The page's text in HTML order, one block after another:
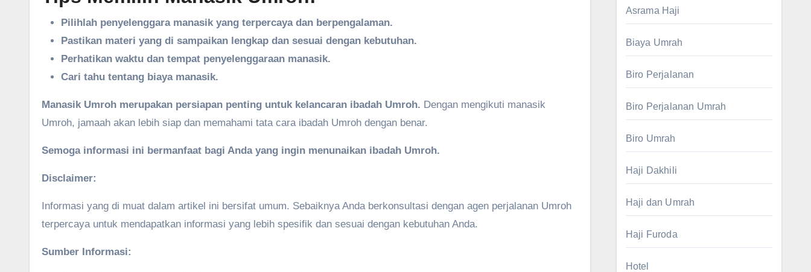
Pilihlah penyelenggara manasik yang terpercaya dan berpengalaman.
Pastikan materi yang di sampaikan lengkap dan sesuai dengan kebutuhan.
Perhatikan waktu dan tempat penyelenggaraan manasik.
Cari tahu tentang biaya manasik.
Manasik Umroh merupakan persiapan penting untuk kelancaran ibadah Umroh. Dengan mengikuti manasik
Umroh, jamaah akan lebih siap dan memahami tata cara ibadah Umroh dengan benar.
Semoga informasi ini bermanfaat bagi Anda yang ingin menunaikan ibadah Umroh.
Disclaimer:
Informasi yang di muat dalam artikel ini bersifat umum. Sebaiknya Anda berkonsultasi dengan agen perjalanan Umroh
terpercaya untuk mendapatkan informasi yang lebih spesifik dan sesuai dengan kebutuhan Anda.
Sumber Informasi:
Asrama Haji
Biaya Umrah
Biro Perjalanan
Biro Perjalanan Umrah
Biro Umrah
Haji Dakhili
Haji dan Umrah
Haji Furoda
Hotel